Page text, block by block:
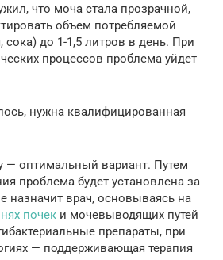
что моча стала прозрачной,
объем потребляемой
до 1-1,5 литров в день. При
процессов проблема уйдет
нужна квалифицированная
— оптимальный вариант. Путем
проблема будет установлена за
назначит врач, основываясь на
почек и мочевыводящих путей
препараты, при
— поддерживающая терапия